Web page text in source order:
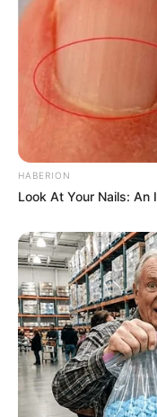
bonito e elegante.
Então, confira nas
modelos de
Decor Fácil
HABERION
Look At Your Nails: An